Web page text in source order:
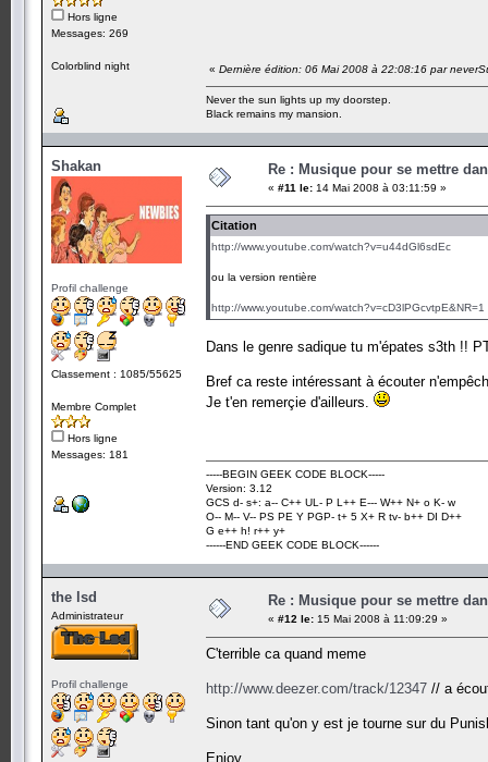
Hors ligne
Messages: 269
Colorblind night « Dernière édition: 06 Mai 2008 à 22:08:16 par
Never the sun lights up my doorstep.
Black remains my mansion.
Shakan
Profil challenge
Classement : 1085/55625
Membre Complet
Hors ligne
Messages: 181
Re : Musique pour se mettre
« #11 le: 14 Mai 2008 à 03:11:59 »
Citation
http://www.youtube.com/watch?v=u44dGl6sdEc
ou la version rentière
http://www.youtube.com/watch?v=cD3lPGcvtpE&NR=1
Dans le genre sadique tu m'épates s3th !!
Bref ca reste intéressant à écouter
Je t'en remerçie d'ailleurs.
-----BEGIN GEEK CODE BLOCK-----
Version: 3.12
GCS d- s+: a-- C++ UL- P L++ E--- W++ N+ o K- w
O-- M-- V-- PS PE Y PGP- t+ 5 X+ R tv- b++ DI D++
G e++ h! r++ y+
------END GEEK CODE BLOCK------
the lsd
Administrateur
Profil challenge
Re : Musique pour se mettre
« #12 le: 15 Mai 2008 à 11:09:29 »
C'terrible ca quand meme
http://www.deezer.com/track/12347 // a
Sinon tant qu'on y est je tourne sur du
Enjoy